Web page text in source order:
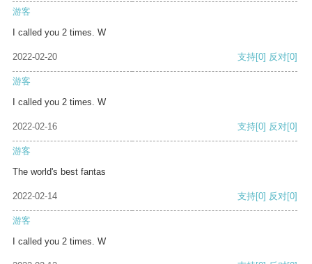
游客
I called you 2 times. W
2022-02-20 支持[0] 反对[0]
游客
I called you 2 times. W
2022-02-16 支持[0] 反对[0]
游客
The world's best fantas
2022-02-14 支持[0] 反对[0]
游客
I called you 2 times. W